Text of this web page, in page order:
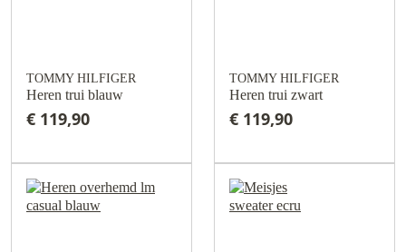
TOMMY HILFIGER
Heren trui blauw
€ 119,90
TOMMY HILFIGER
Heren trui zwart
€ 119,90